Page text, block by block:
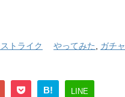
トライク やってみた ガチャ
B! LINE